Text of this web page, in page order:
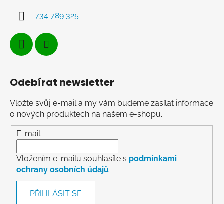
734 789 325
Odebírat newsletter
Vložte svůj e-mail a my vám budeme zasílat informace
o nových produktech na našem e-shopu.
E-mail
Vložením e-mailu souhlasíte s podmínkami
ochrany osobních údajů
PŘIHLÁSIT SE